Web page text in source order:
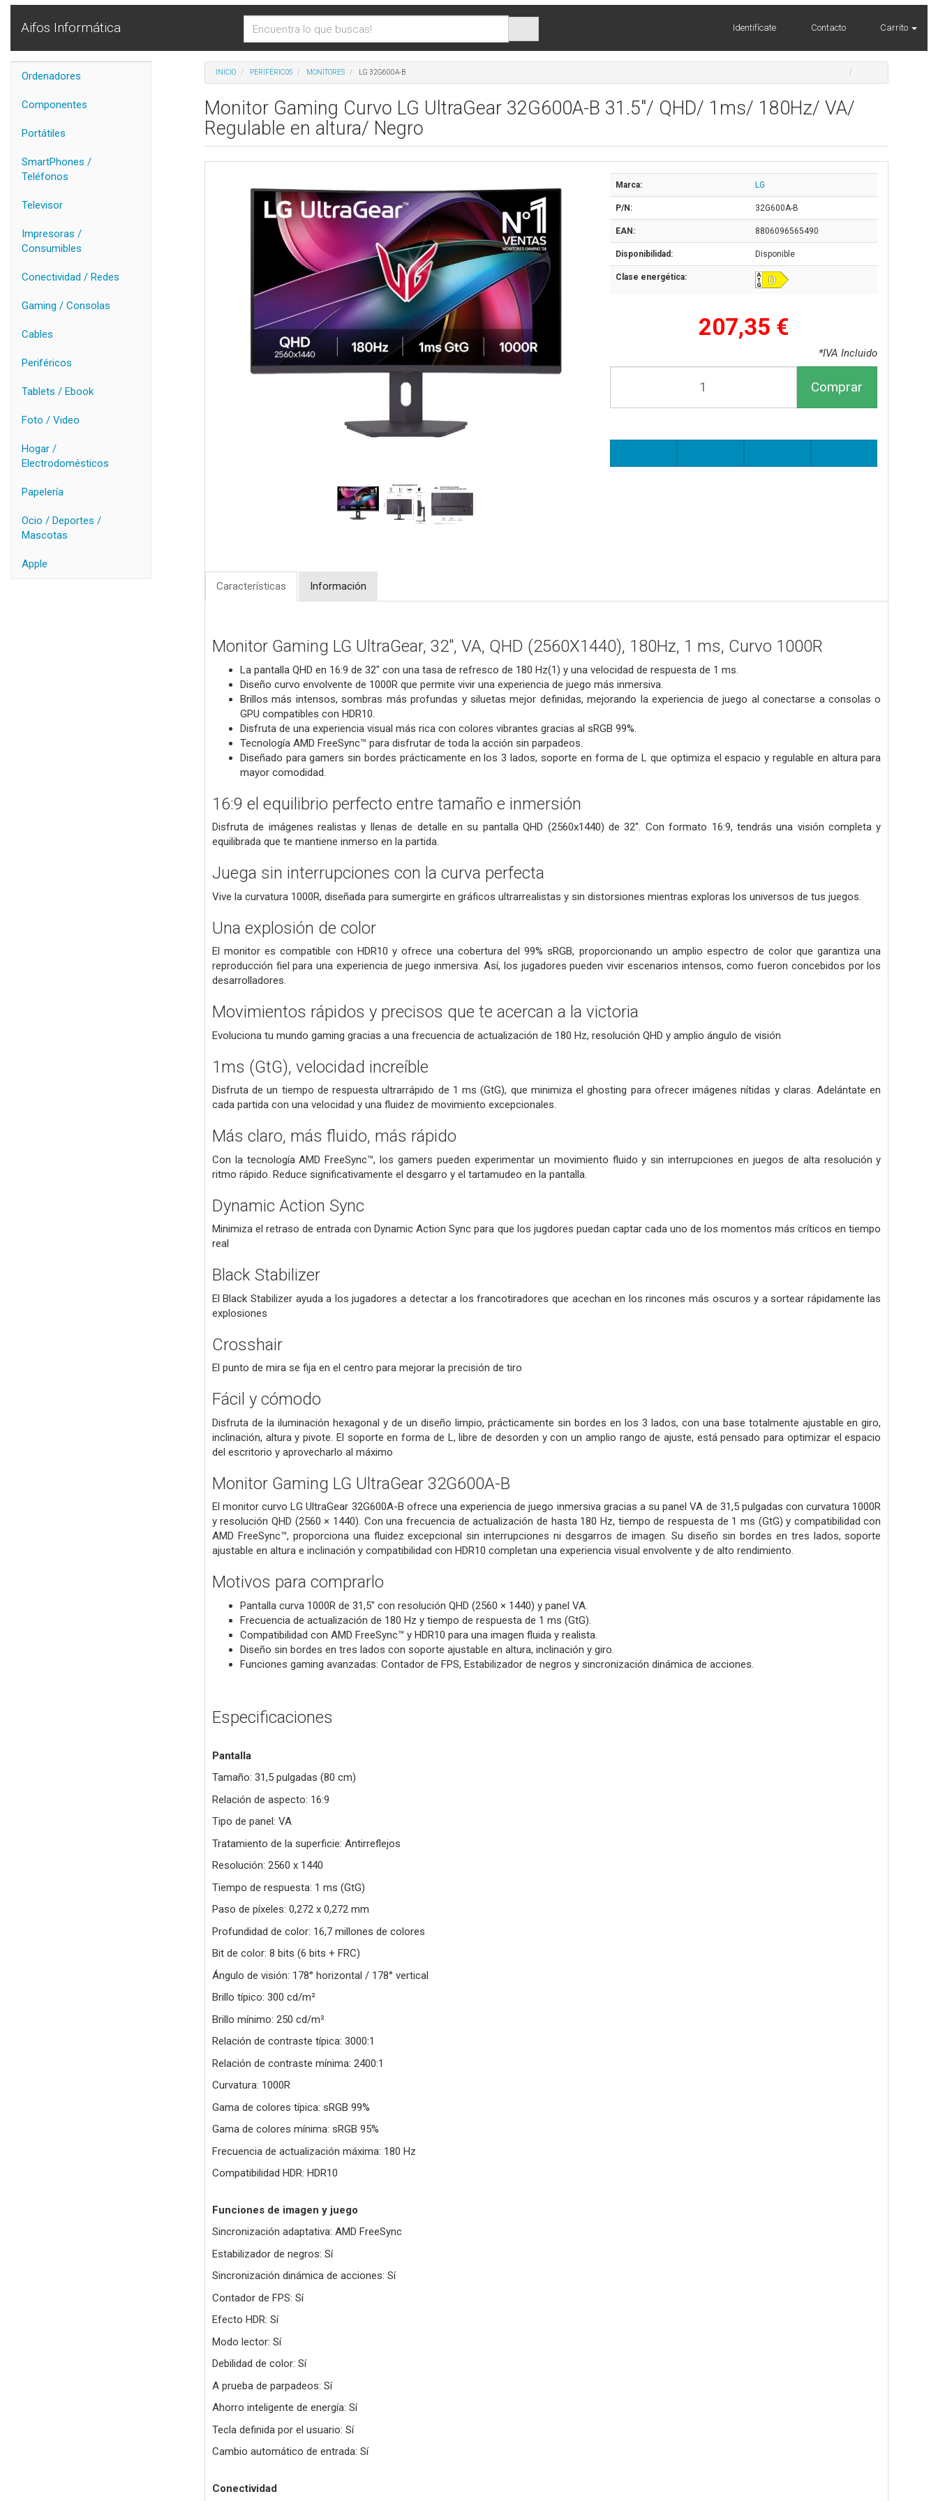
Aifos Informática Identifícate Contacto Carrito
Ordenadores
Componentes
Portátiles
SmartPhones /
Teléfonos
Televisor
Impresoras /
Consumibles
Conectividad / Redes
Gaming / Consolas
Cables
Periféricos
Tablets / Ebook
Foto / Video
Hogar /
Electrodomésticos
Papelería
Ocio / Deportes /
Mascotas
Apple
INICIO PERIFÉRICOS MONITORES LG 32G600A-B
Monitor Gaming Curvo LG UltraGear 32G600A-B 31.5"/ QHD/ 1ms/ 180Hz/ VA/
Regulable en altura/ Negro
Marca: LG
P/N: 32G600A-B
EAN: 8806096565490
Disponibilidad: Disponible
Clase energética:
207,35 €
*IVA Incluido
Comprar
Características Información
Monitor Gaming LG UltraGear, 32", VA, QHD (2560X1440), 180Hz, 1 ms, Curvo 1000R
La pantalla QHD en 16:9 de 32" con una tasa de refresco de 180 Hz(1) y una velocidad de respuesta de 1 ms.
Diseño curvo envolvente de 1000R que permite vivir una experiencia de juego más inmersiva.
Brillos más intensos, sombras más profundas y siluetas mejor definidas, mejorando la experiencia de juego al conectarse a consolas o
GPU compatibles con HDR10.
Disfruta de una experiencia visual más rica con colores vibrantes gracias al sRGB 99%.
Tecnología AMD FreeSync™ para disfrutar de toda la acción sin parpadeos.
Diseñado para gamers sin bordes prácticamente en los 3 lados, soporte en forma de L que optimiza el espacio y regulable en altura para
mayor comodidad.
16:9 el equilibrio perfecto entre tamaño e inmersión
Disfruta de imágenes realistas y llenas de detalle en su pantalla QHD (2560x1440) de 32''. Con formato 16:9, tendrás una visión completa y
equilibrada que te mantiene inmerso en la partida.
Juega sin interrupciones con la curva perfecta
Vive la curvatura 1000R, diseñada para sumergirte en gráficos ultrarrealistas y sin distorsiones mientras exploras los universos de tus juegos.
Una explosión de color
El monitor es compatible con HDR10 y ofrece una cobertura del 99% sRGB, proporcionando un amplio espectro de color que garantiza una
reproducción fiel para una experiencia de juego inmersiva. Así, los jugadores pueden vivir escenarios intensos, como fueron concebidos por los
desarrolladores.
Movimientos rápidos y precisos que te acercan a la victoria
Evoluciona tu mundo gaming gracias a una frecuencia de actualización de 180 Hz, resolución QHD y amplio ángulo de visión
1ms (GtG), velocidad increíble
Disfruta de un tiempo de respuesta ultrarrápido de 1 ms (GtG), que minimiza el ghosting para ofrecer imágenes nítidas y claras. Adelántate en
cada partida con una velocidad y una fluidez de movimiento excepcionales.
Más claro, más fluido, más rápido
Con la tecnología AMD FreeSync™, los gamers pueden experimentar un movimiento fluido y sin interrupciones en juegos de alta resolución y
ritmo rápido. Reduce significativamente el desgarro y el tartamudeo en la pantalla.
Dynamic Action Sync
Minimiza el retraso de entrada con Dynamic Action Sync para que los jugdores puedan captar cada uno de los momentos más críticos en tiempo
real
Black Stabilizer
El Black Stabilizer ayuda a los jugadores a detectar a los francotiradores que acechan en los rincones más oscuros y a sortear rápidamente las
explosiones
Crosshair
El punto de mira se fija en el centro para mejorar la precisión de tiro
Fácil y cómodo
Disfruta de la iluminación hexagonal y de un diseño limpio, prácticamente sin bordes en los 3 lados, con una base totalmente ajustable en giro,
inclinación, altura y pivote. El soporte en forma de L, libre de desorden y con un amplio rango de ajuste, está pensado para optimizar el espacio
del escritorio y aprovecharlo al máximo
Monitor Gaming LG UltraGear 32G600A-B
El monitor curvo LG UltraGear 32G600A-B ofrece una experiencia de juego inmersiva gracias a su panel VA de 31,5 pulgadas con curvatura 1000R
y resolución QHD (2560 × 1440). Con una frecuencia de actualización de hasta 180 Hz, tiempo de respuesta de 1 ms (GtG) y compatibilidad con
AMD FreeSync™, proporciona una fluidez excepcional sin interrupciones ni desgarros de imagen. Su diseño sin bordes en tres lados, soporte
ajustable en altura e inclinación y compatibilidad con HDR10 completan una experiencia visual envolvente y de alto rendimiento.
Motivos para comprarlo
Pantalla curva 1000R de 31,5" con resolución QHD (2560 × 1440) y panel VA.
Frecuencia de actualización de 180 Hz y tiempo de respuesta de 1 ms (GtG).
Compatibilidad con AMD FreeSync™ y HDR10 para una imagen fluida y realista.
Diseño sin bordes en tres lados con soporte ajustable en altura, inclinación y giro.
Funciones gaming avanzadas: Contador de FPS, Estabilizador de negros y sincronización dinámica de acciones.
Especificaciones
Pantalla
Tamaño: 31,5 pulgadas (80 cm)
Relación de aspecto: 16:9
Tipo de panel: VA
Tratamiento de la superficie: Antirreflejos
Resolución: 2560 x 1440
Tiempo de respuesta: 1 ms (GtG)
Paso de píxeles: 0,272 x 0,272 mm
Profundidad de color: 16,7 millones de colores
Bit de color: 8 bits (6 bits + FRC)
Ángulo de visión: 178° horizontal / 178° vertical
Brillo típico: 300 cd/m²
Brillo mínimo: 250 cd/m²
Relación de contraste típica: 3000:1
Relación de contraste mínima: 2400:1
Curvatura: 1000R
Gama de colores típica: sRGB 99%
Gama de colores mínima: sRGB 95%
Frecuencia de actualización máxima: 180 Hz
Compatibilidad HDR: HDR10
Funciones de imagen y juego
Sincronización adaptativa: AMD FreeSync
Estabilizador de negros: Sí
Sincronización dinámica de acciones: Sí
Contador de FPS: Sí
Efecto HDR: Sí
Modo lector: Sí
Debilidad de color: Sí
A prueba de parpadeos: Sí
Ahorro inteligente de energía: Sí
Tecla definida por el usuario: Sí
Cambio automático de entrada: Sí
Conectividad